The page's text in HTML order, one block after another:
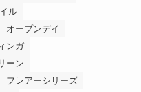
ル
オープンデイ
ンガ
ーン
フレアーシリーズ